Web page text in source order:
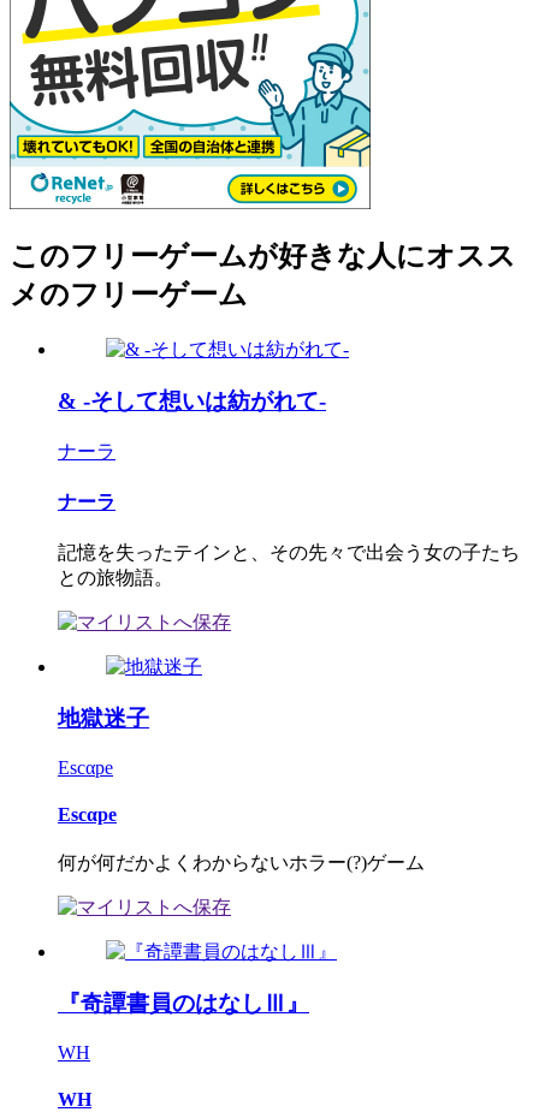
このフリーゲームが好きな人にオスス
メのフリーゲーム
& -そして想いは紡がれて-
ナーラ
ナーラ
記憶を失ったテインと、その先々で出会う女の子たち
との旅物語。
地獄迷子
Escαpe
Escαpe
何が何だかよくわからないホラー(?)ゲーム
『奇譚書員のはなしⅢ』
WH
WH